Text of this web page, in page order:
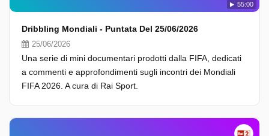
55:00
Dribbling Mondiali - Puntata Del 25/06/2026
25/06/2026
Una serie di mini documentari prodotti dalla FIFA, dedicati
a commenti e approfondimenti sugli incontri dei Mondiali
FIFA 2026. A cura di Rai Sport.